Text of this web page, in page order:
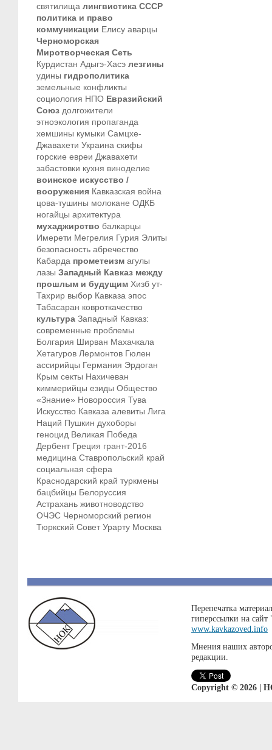
святилища лингвистика СССР
политика и право
коммуникации Елису аварцы
Черноморская
Миротворческая Сеть
Курдистан Адыгэ-Хасэ лезгины
удины гидрополитика
земельные конфликты
социология НПО Евразийский
Союз долгожители
этноэкология пропаганда
хемшины кумыки Самцхе-
Джавахети Украина скифы
горские евреи Джавахети
забастовки кухня виноделие
воинское искусство /
вооружения Кавказская война
цова-тушины молокане ОДКБ
ногайцы архитектура
мухаджирство балкарцы
Имерети Мегрелия Гурия Элиты
безопасность абречество
Кабарда прометеизм агулы
лазы Западный Кавказ между
прошлым и будущим Хизб ут-
Тахрир выбор Кавказа эпос
Табасаран ковроткачество
культура Западный Кавказ:
современные проблемы
Болгария Ширван Махачкала
Хетагуров Лермонтов Гюлен
ассирийцы Германия Эрдоган
Крым секты Нахичеван
киммерийцы езиды Общество
«Знание» Новороссия Тува
Искусство Кавказа алевиты Лига
Наций Пушкин духоборы
геноцид Великая Победа
Дербент Греция грант-2016
медицина Ставропольский край
социальная сфера
Краснодарский край туркмены
бацбийцы Белоруссия
Астрахань животноводство
ОЧЭС Черноморский регион
Тюркский Совет Урарту Москва
Перепечатка
гиперссылки на
www.kavkazoved.info
Мнения наших
редакции.
Copyright © 2026 |